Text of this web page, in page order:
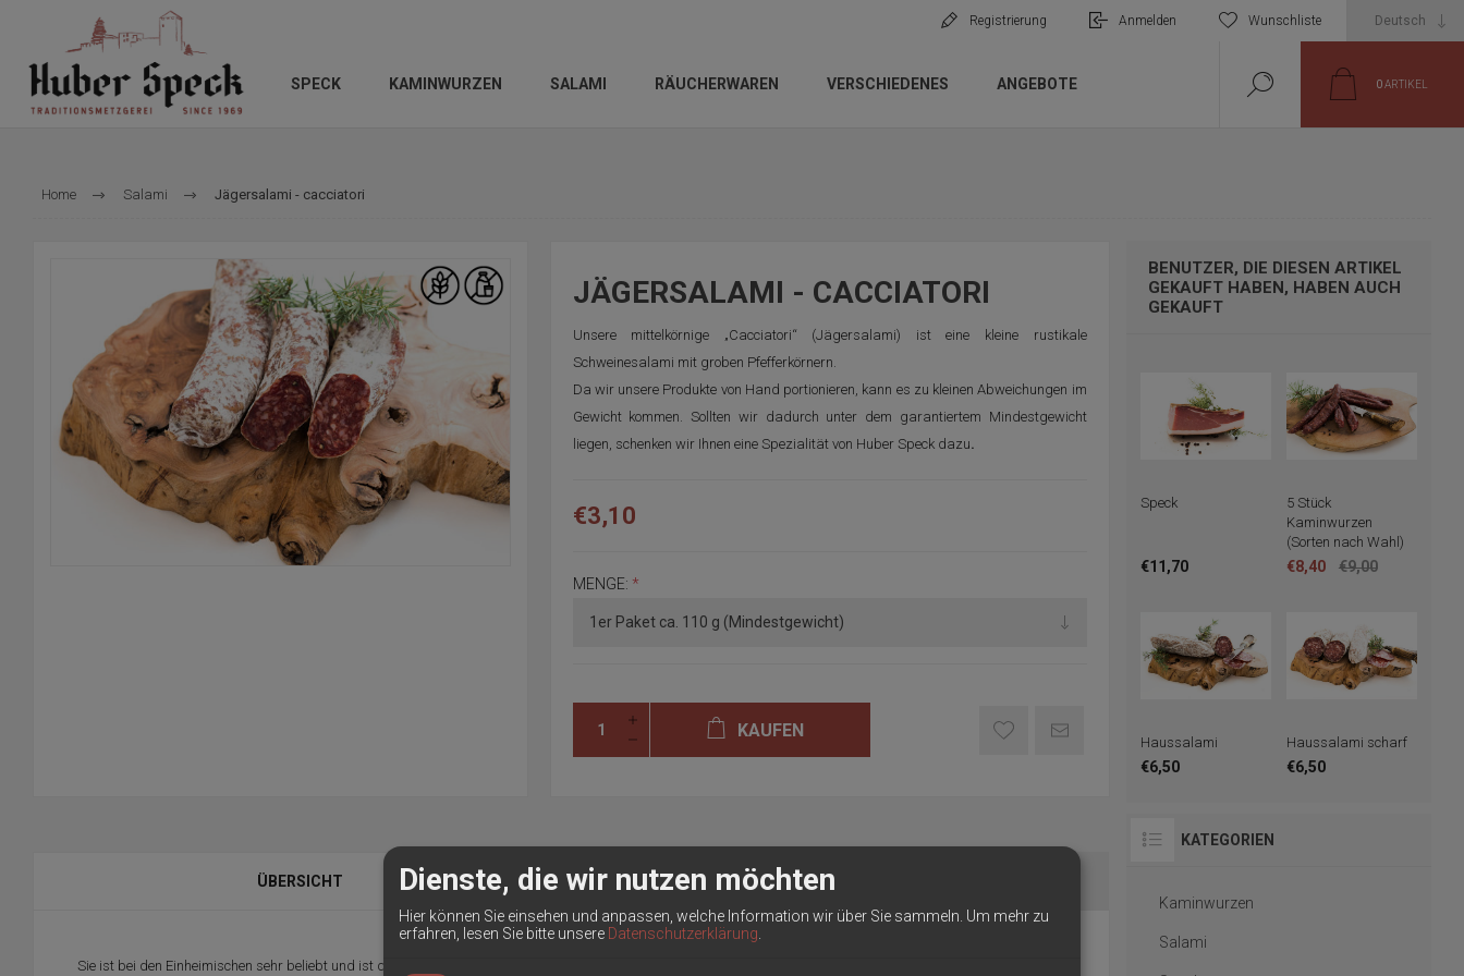
Registrierung Anmelden Wunschliste
SPECK KAMINWURZEN SALAMI RÄUCHERWAREN VERSCHIEDENES ANGEBOTE 0ARTIKEL
Home Salami Jägersalami - cacciatori
JÄGERSALAMI - CACCIATORI
Unsere mittelkörnige „Cacciatori“ (Jägersalami) ist eine kleine rustikale
Schweinesalami mit groben Pfefferkörnern.
Da wir unsere Produkte von Hand portionieren, kann es zu kleinen Abweichungen im
Gewicht kommen. Sollten wir dadurch unter dem garantiertem Mindestgewicht
liegen, schenken wir Ihnen eine Spezialität von Huber Speck dazu.
€3,10
MENGE: *
KAUFEN
ÜBERSICHT NÄHRWERTANGABEN
Sie ist bei den Einheimischen sehr beliebt und ist durch die Pfefferkörner etwas würziger. Einfach hervorragend im Geschmack und sollte auf keinem „Speckbrettl“
BENUTZER, DIE DIESEN ARTIKEL
GEKAUFT HABEN, HABEN AUCH
GEKAUFT
Speck
€11,70
5 Stück
Kaminwurzen
(Sorten nach Wahl)
€8,40 €9,00
Haussalami
€6,50
Haussalami scharf
€6,50
KATEGORIEN
Kaminwurzen
Salami
Dienste, die wir nutzen möchten
Hier können Sie einsehen und anpassen, welche Information wir über Sie sammeln. Um mehr zu
erfahren, lesen Sie bitte unsere Datenschutzerklärung.